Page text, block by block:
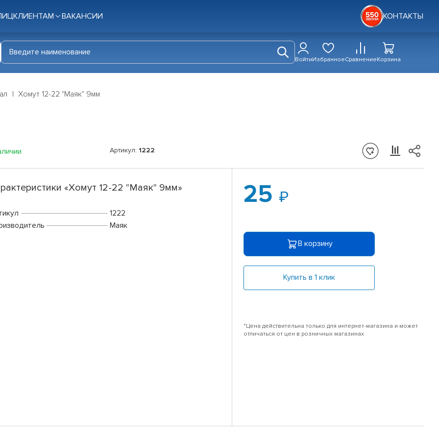
КЛИЕНТАМ ВАКАНСИИ КОНТАКТЫ
ВойтиИзбранноеСравнениеКорзина
Хомут 12-22 "Маяк" 9мм
Артикул: 1222
«Хомут 12-22 "Маяк" 9мм»
1222
Маяк
25
В корзину
Купить в 1 клик
*Цена действительна только для интернет-магазина и может
отличаться от цен в розничных магазинах